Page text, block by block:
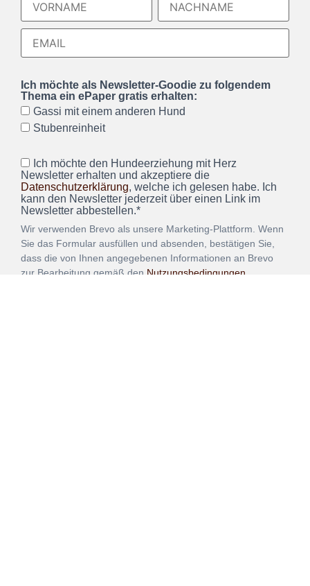
Ich möchte als Newsletter-Goodie zu folgendem
Thema ein ePaper gratis erhalten:
Gassi mit einem anderen Hund
Stubenreinheit
Ich möchte den Hundeerziehung mit Herz
Newsletter erhalten und akzeptiere die
Datenschutzerklärung, welche ich gelesen habe. Ich
kann den Newsletter jederzeit über einen Link im
Newsletter abbestellen.*
Wir verwenden Brevo als unsere Marketing-Plattform. Wenn
Sie das Formular ausfüllen und absenden, bestätigen Sie,
dass die von Ihnen angegebenen Informationen an Brevo
zur Bearbeitung gemäß den Nutzungsbedingungen